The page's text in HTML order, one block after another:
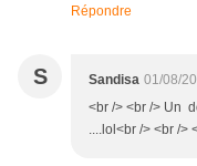
Répondre
S Sandisa 01/08/
<br /> <br /> Un
....lol<br /> <br />